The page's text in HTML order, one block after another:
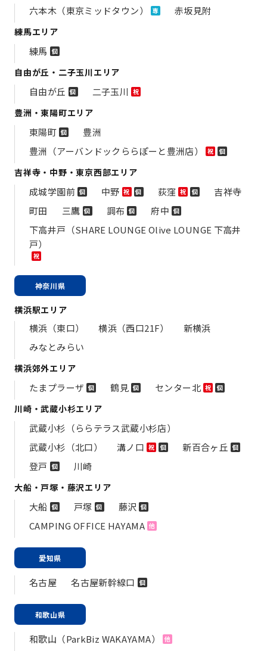
六本木（東京ミッドタウン） 専 赤坂見附
練馬エリア
練馬 個
自由が丘・二子玉川エリア
自由が丘 個 二子玉川 祝
豊洲・東陽町エリア
東陽町 個
豊洲
豊洲（アーバンドックららぽーと豊洲店）
祝 個
吉祥寺・中野・東京西部エリア
成城学園前 個 中野 祝 個 荻窪 祝 個
吉祥寺
町田
三鷹 個 調布 個 府中 個
下高井戸（SHARE LOUNGE Olive LOUNGE 下高井
戸）
祝
神奈川県
横浜駅エリア
横浜（東口） 横浜（西口21F）
新横浜
みなとみらい
横浜郊外エリア
たまプラーザ 個 鶴見 個 センター北 祝 個
川崎・武蔵小杉エリア
武蔵小杉（ららテラス武蔵小杉店）
武蔵小杉（北口）
溝ノ口 祝 個 新百合ヶ丘 個
登戸 個 川崎
大船・戸塚・藤沢エリア
大船 個 戸塚 個 藤沢 個
CAMPING OFFICE HAYAMA 他
愛知県
名古屋 名古屋新幹線口 個
和歌山県
和歌山（ParkBiz WAKAYAMA） 他